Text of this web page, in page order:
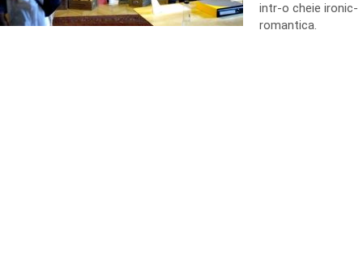
intr-o cheie ironic-
romantica.